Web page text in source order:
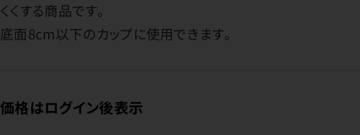
くくする商品です。
底面8cm以下のカップに使用できます。
価格はログイン後表示